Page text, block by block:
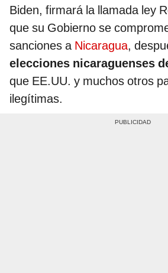
Biden, firmará la llamada ley
que su Gobierno se
sanciones a Nicaragua,
elecciones nicaraguenses
que EE.UU. y muchos otros
ilegítimas.